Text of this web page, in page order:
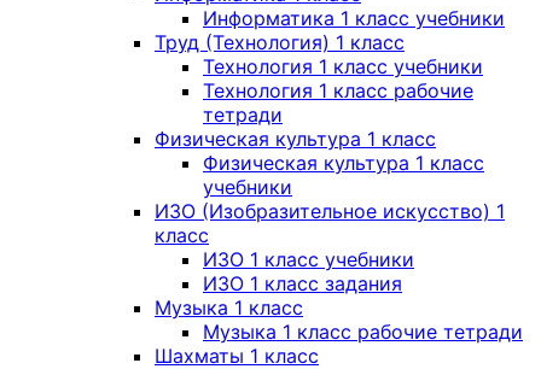
Информатика 1 класс учебники
Труд (Технология) 1 класс
Технология 1 класс учебники
Технология 1 класс рабочие
тетради
Физическая культура 1 класс
Физическая культура 1 класс
учебники
ИЗО (Изобразительное искусство) 1
класс
ИЗО 1 класс учебники
ИЗО 1 класс задания
Музыка 1 класс
Музыка 1 класс рабочие тетради
Шахматы 1 класс